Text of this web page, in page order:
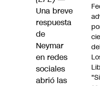
Una breve
respuesta
de
Neymar
en redes
sociales
abrió las